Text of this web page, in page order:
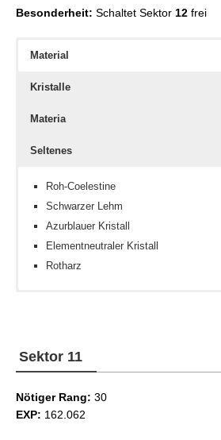
Besonderheit: Schaltet Sektor 12 frei
Material
Kristalle
Materia
Seltenes
Roh-Coelestine
Schwarzer Lehm
Azurblauer Kristall
Elementneutraler Kristall
Rotharz
Sektor 11
Nötiger Rang: 30
EXP: 162.062